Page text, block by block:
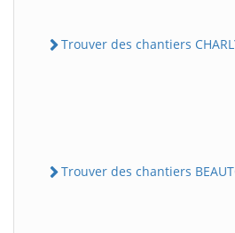
Trouver des chantiers
Trouver des chantiers